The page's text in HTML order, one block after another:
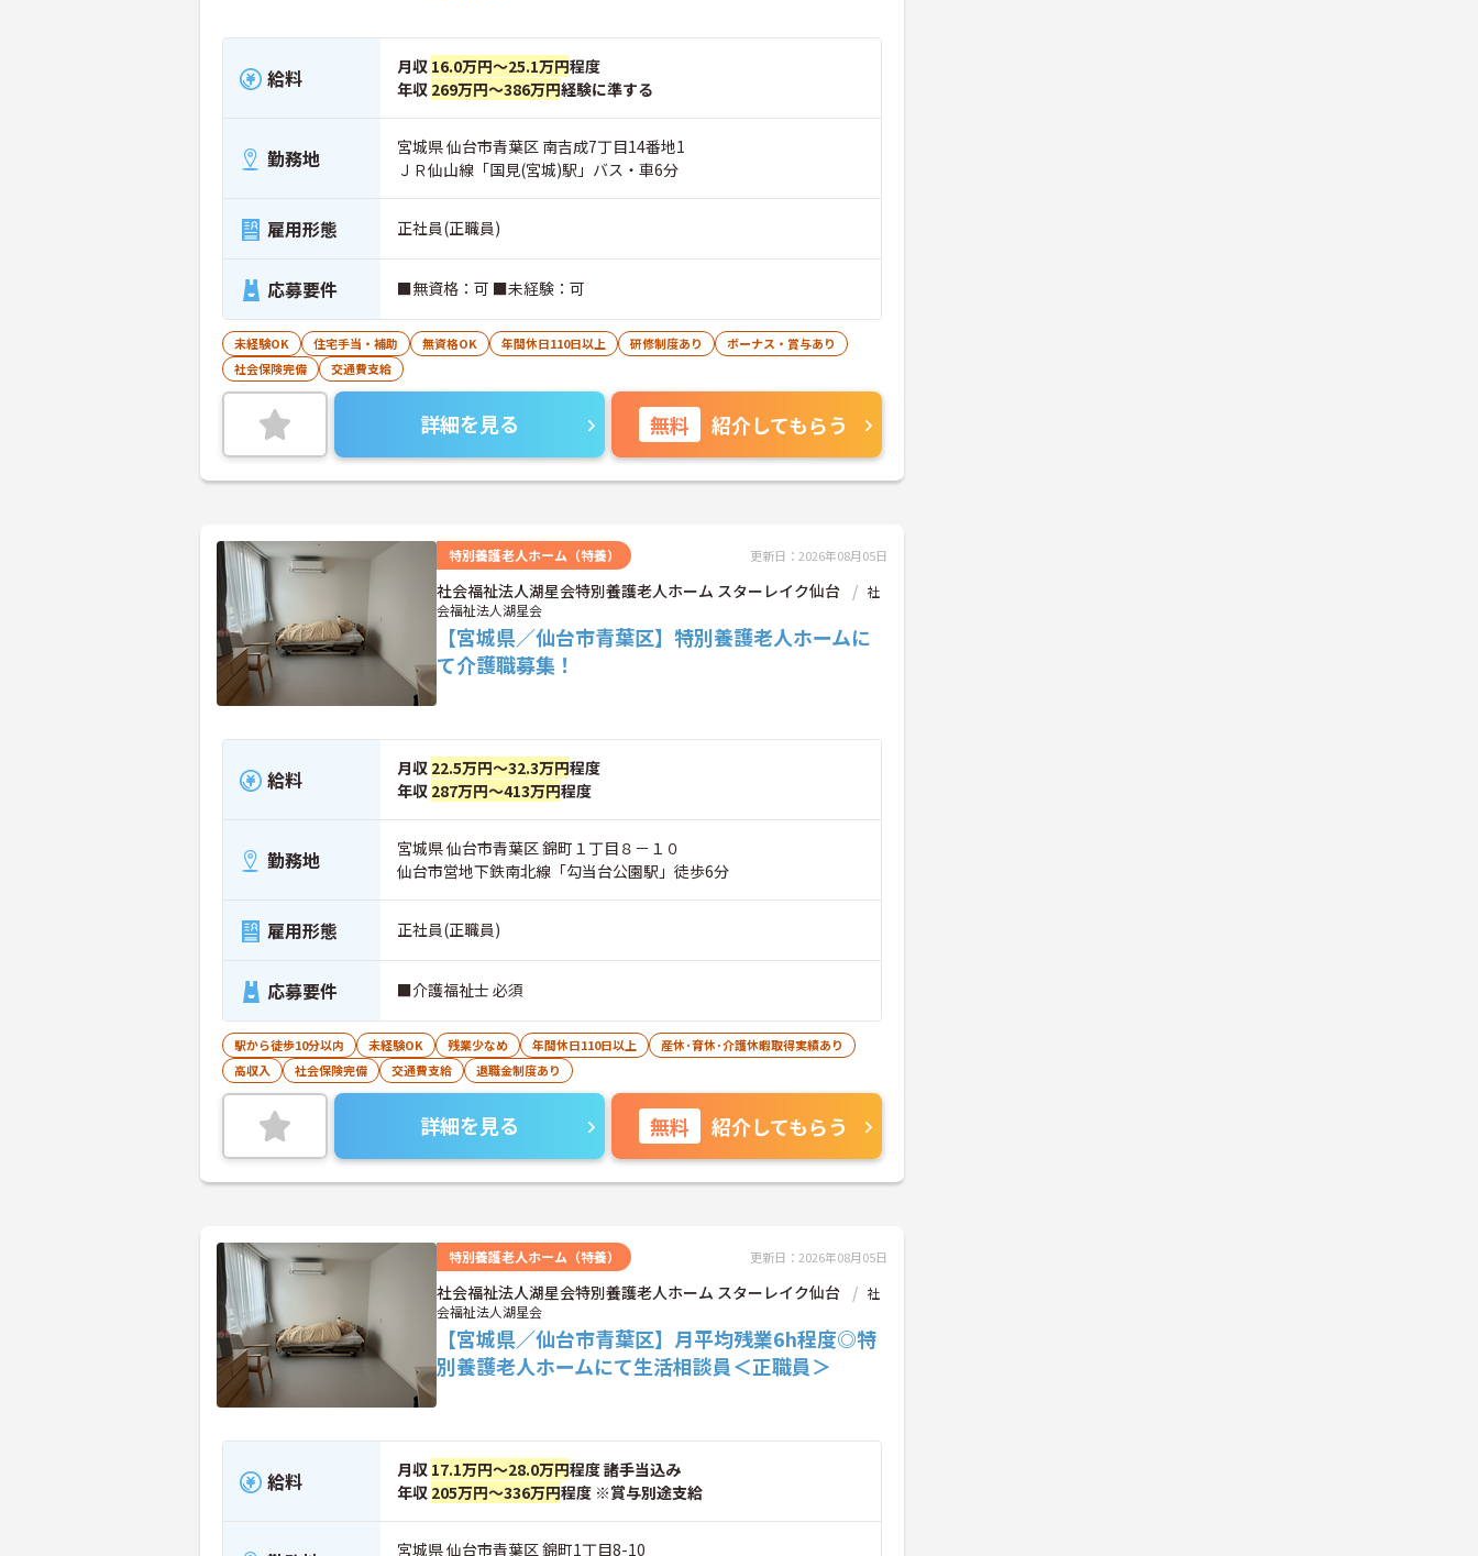
給料 月収 16.0万円～25.1万円程度
年収 269万円～386万円経験に準する
勤務地
宮城県 仙台市青葉区 南吉成7丁目14番地1
ＪＲ仙山線「国見(宮城)駅」バス・車6分
雇用形態 正社員(正職員)
応募要件 ■無資格：可 ■未経験：可
未経験OK 住宅手当・補助 無資格OK 年間休日110日以上 研修制度あり
ボーナス・賞与あり
社会保険完備
交通費支給
詳細を見る 無料 紹介してもらう
特別養護老人ホーム（特養） 更新日：2026年08月05日
社会福祉法人湖星会特別養護老人ホーム スターレイク仙台
社
会福祉法人湖星会
【宮城県／仙台市青葉区】特別養護老人ホームに
て介護職募集！
給料 月収 22.5万円～32.3万円程度
年収 287万円～413万円程度
勤務地
宮城県 仙台市青葉区 錦町１丁目８－１０
仙台市営地下鉄南北線「勾当台公園駅」徒歩6分
雇用形態 正社員(正職員)
応募要件 ■介護福祉士 必須
駅から徒歩10分以内 未経験OK 残業少なめ 年間休日110日以上
産休･育休･介護休暇取得実績あり
高収入
社会保険完備 交通費支給 退職金制度あり
詳細を見る 無料 紹介してもらう
特別養護老人ホーム（特養） 更新日：2026年08月05日
社会福祉法人湖星会特別養護老人ホーム スターレイク仙台
社
会福祉法人湖星会
【宮城県／仙台市青葉区】月平均残業6h程度◎特
別養護老人ホームにて生活相談員＜正職員＞
給料 月収 17.1万円～28.0万円程度 諸手当込み
年収 205万円～336万円程度 ※賞与別途支給
宮城県 仙台市青葉区 錦町1丁目8-10